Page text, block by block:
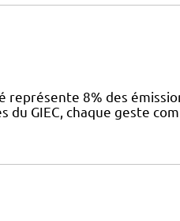
8% des
du GIEC, chaque geste